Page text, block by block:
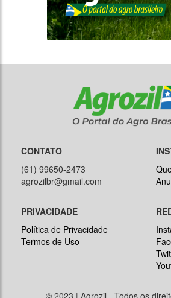
CONTATO
(61) 99650-2473
agrozilbr@gmail.com
PRIVACIDADE
Política de Privacidade
Termos de Uso
© 2023 | Agrozil - Todos os